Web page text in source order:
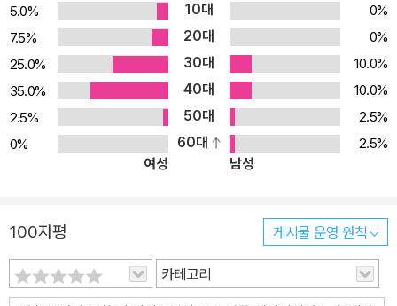
5.0% 10대
0%
7.5%
20대
0%
25.0%
30대
10.0%
35.0%
40대
10.0%
2.5%
50대
2.5%
0%
60대
2.5%
여성
남성
100자평 게시물 운영 원칙
카테고리